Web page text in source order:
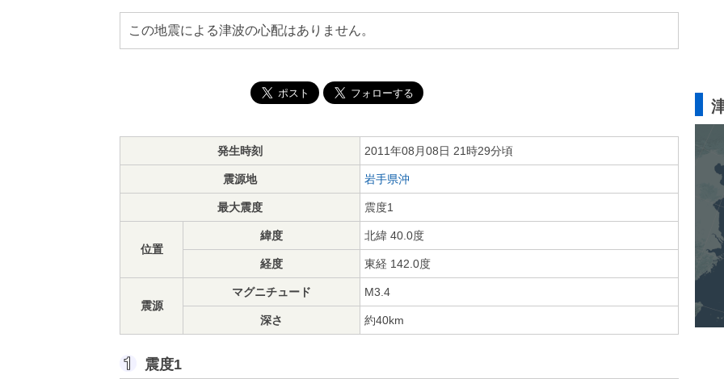
この地震による津波の心配はありません。
発生時刻 2011年08月08日 21時29分頃
震源地 岩手県沖
最大震度 震度1
位置
緯度 北緯 40.0度
経度 東経 142.0度
震源
マグニチュード M3.4
深さ 約40km
震度1